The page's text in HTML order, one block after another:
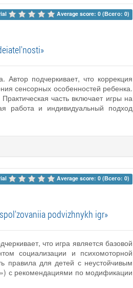
Average score: 0 (Всего: 0)
Автор подчеркивает, что коррекция
сенсорных особенностей ребенка.
часть включает игры на
работа и индивидуальный подход
Average score: 0 (Всего: 0)
podvizhnykh igr»
что игра является базовой
социализации и психомоторной
правила для детей с неустойчивым
с рекомендациями по модификации